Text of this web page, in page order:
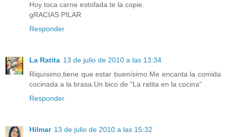
Hoy toca carne estofada te la copie.
gRACIAS PILAR
Responder
La Ratita 13 de julio de 2010 a las 13:34
Riquísimo,tiene que estar buenísimo.Me encanta la comida
cocinada a la brasa.Un bico de "La ratita en la cocina"
Responder
Hilmar 13 de julio de 2010 a las 15:32